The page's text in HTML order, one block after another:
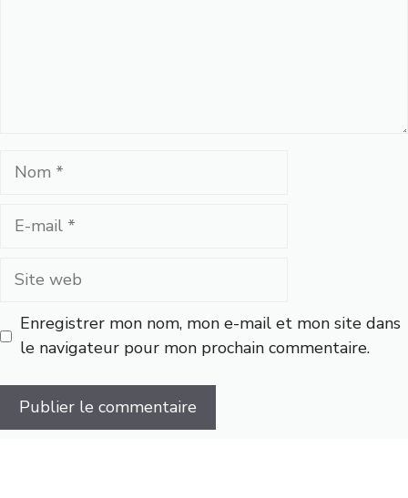
Nom
Site
Enregistrer mon nom, mon e-mail et mon site dans
le navigateur pour mon prochain commentaire.